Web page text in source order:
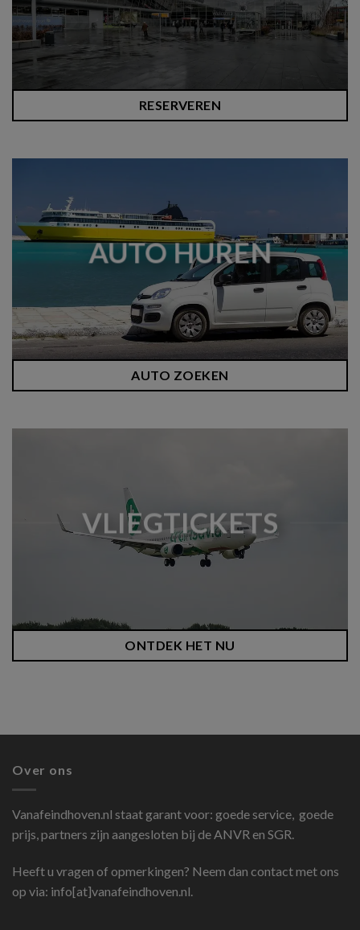
RESERVEREN
AUTO HUREN
AUTO ZOEKEN
VLIEGTICKETS
ONTDEK HET NU
Over ons
Vanafeindhoven.nl staat garant voor: goede service, goede
prijs, partners zijn aangesloten bij de ANVR en SGR.
Heeft u vragen of opmerkingen? Neem dan contact met ons
op via: info[at]vanafeindhoven.nl.